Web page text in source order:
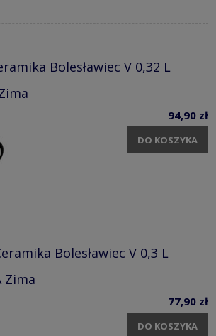
Bolesławiec V 0,32 L
94,90 zł
DO KOSZYKA
Bolesławiec V 0,3 L
Zima
77,90 zł
DO KOSZYKA